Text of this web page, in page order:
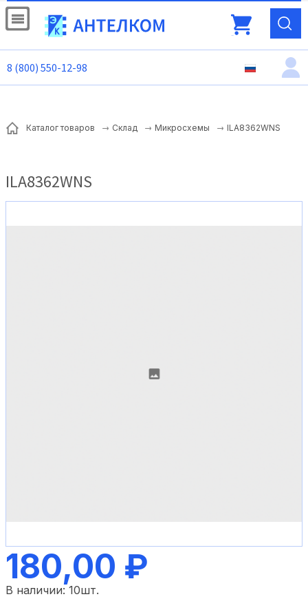
8 (800) 550-12-98
Каталог товаров Склад Микросхемы ILA8362WNS
ILA8362WNS
180,00 ₽
В наличии: 10шт.